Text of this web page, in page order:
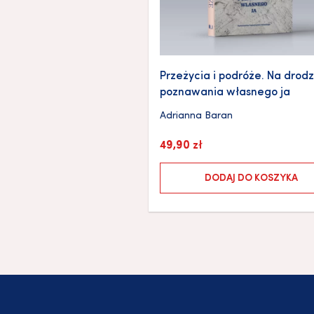
Przeżycia i podróże. Na
poznawania własnego ja
Adrianna Baran
49,90 zł
DODAJ DO KOSZYKA